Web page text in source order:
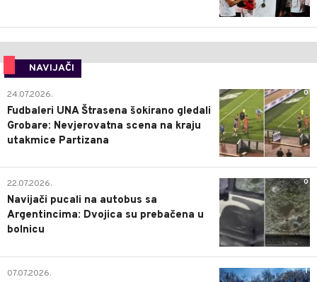
NAVIJAČI
0
24.07.2026.
Fudbaleri UNA Štrasena šokirano gledali
Grobare: Nevjerovatna scena na kraju
utakmice Partizana
0
22.07.2026.
Navijači pucali na autobus sa
Argentincima: Dvojica su prebačena u
bolnicu
1
07.07.2026.